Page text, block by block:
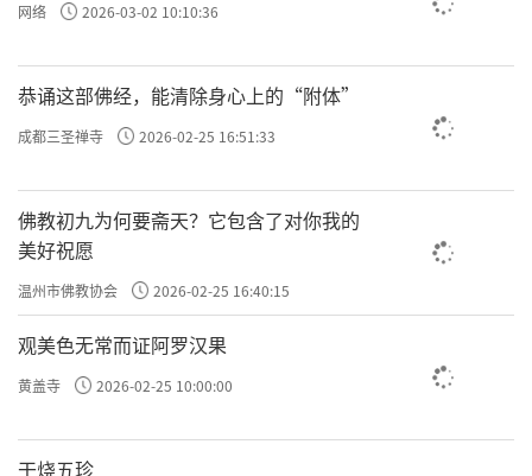
网络 2026-03-02 10:10:36
恭诵这部佛经，能清除身心上的“附体”
成都三圣禅寺 2026-02-25 16:51:33
佛教初九为何要斋天？它包含了对你我的
美好祝愿
温州市佛教协会 2026-02-25 16:40:15
观美色无常而证阿罗汉果
黄盖寺 2026-02-25 10:00:00
干烧五珍